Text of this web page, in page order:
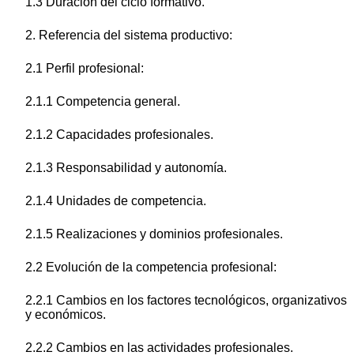
2. Referencia del sistema productivo:
2.1 Perfil profesional:
2.1.1 Competencia general.
2.1.2 Capacidades profesionales.
2.1.3 Responsabilidad y autonomía.
2.1.4 Unidades de competencia.
2.1.5 Realizaciones y dominios profesionales.
2.2 Evolución de la competencia profesional:
2.2.1 Cambios en los factores tecnológicos, organizativos
y económicos.
2.2.2 Cambios en las actividades profesionales.